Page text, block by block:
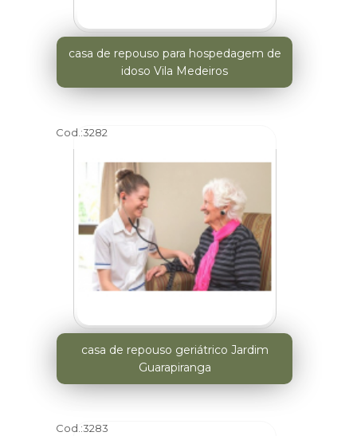
casa de repouso para hospedagem de
idoso Vila Medeiros
Cod.:3282
casa de repouso geriátrico Jardim
Guarapiranga
Cod.:3283